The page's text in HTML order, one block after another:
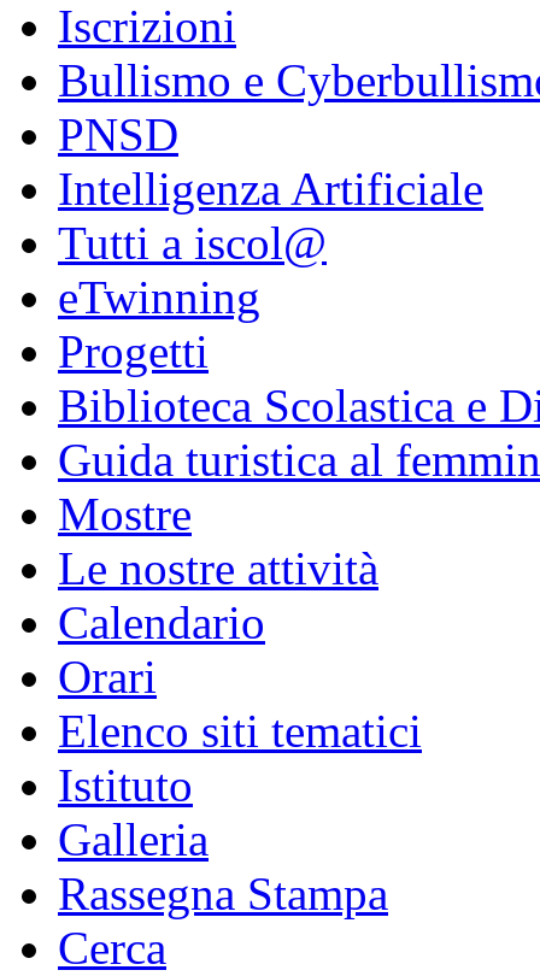
Iscrizioni
Bullismo e
PNSD
Intelligenza Artificiale
Tutti a iscol@
eTwinning
Progetti
Biblioteca Scolastica e
Guida turistica al
Mostre
Le nostre attività
Calendario
Orari
Elenco siti tematici
Istituto
Galleria
Rassegna Stampa
Cerca